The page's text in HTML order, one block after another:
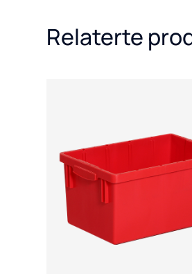
Relaterte